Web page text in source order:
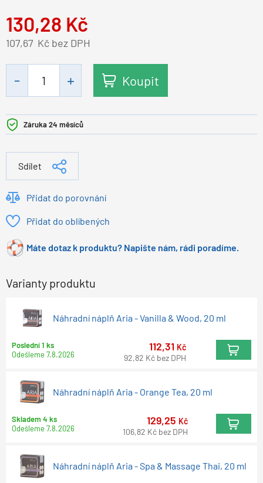
130,28 Kč
Kč bez DPH
107,67
Koupit
Záruka 24 měsíců
Sdílet
Přidat do porovnání
Přidat do oblíbených
Máte dotaz k produktu? Napište nám, rádi poradíme.
Varianty produktu
Náhradní náplň Aria - Vanilla & Wood, 20 ml
Poslední 1 ks
Odešleme7.8.2026
112,31 Kč
92,82 Kč bez DPH
Náhradní náplň Aria - Orange Tea, 20 ml
Skladem 4 ks
Odešleme7.8.2026
129,25 Kč
106,82 Kč bez DPH
Náhradní náplň Aria - Spa & Massage Thai, 20 ml